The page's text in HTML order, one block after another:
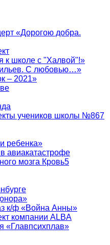
«Дорогою добра.
к школе с "Халвой"!»
С любовью…»
– 2021»
учеников школы №867
ребенка»
авиакатастрофе
мозга Кровь5
к/ф «Война Анны»
компании ALBA
«Главпсихплав»